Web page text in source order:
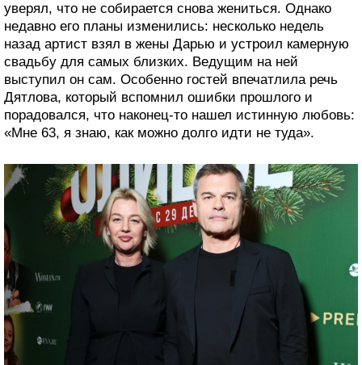
уверял, что не собирается снова жениться. Однако
недавно его планы изменились: несколько недель
назад артист взял в жены Дарью и устроил камерную
свадьбу для самых близких. Ведущим на ней
выступил он сам. Особенно гостей впечатлила речь
Дятлова, который вспомнил ошибки прошлого и
порадовался, что наконец-то нашел истинную любовь:
«Мне 63, я знаю, как можно долго идти не туда».